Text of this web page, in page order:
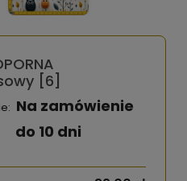
[6]
Na zamówienie
do 10 dni